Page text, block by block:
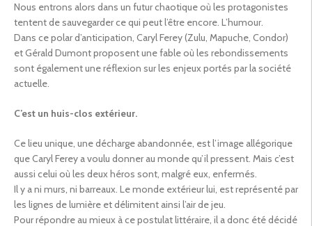
Nous entrons alors dans un futur chaotique où les protagonistes
tentent de sauvegarder ce qui peut l’être encore. L’humour.
Dans ce polar d’anticipation, Caryl Ferey (Zulu, Mapuche, Condor)
et Gérald Dumont proposent une fable où les rebondissements
sont également une réflexion sur les enjeux portés par la société
actuelle.
C’est un huis-clos extérieur.
Ce lieu unique, une décharge abandonnée, est l’image allégorique
que Caryl Ferey a voulu donner au monde qu’il pressent. Mais c’est
aussi celui où les deux héros sont, malgré eux, enfermés.
Il y a ni murs, ni barreaux. Le monde extérieur lui, est représenté par
les lignes de lumière et délimitent ainsi l’air de jeu.
Pour répondre au mieux à ce postulat littéraire, il a donc été décidé